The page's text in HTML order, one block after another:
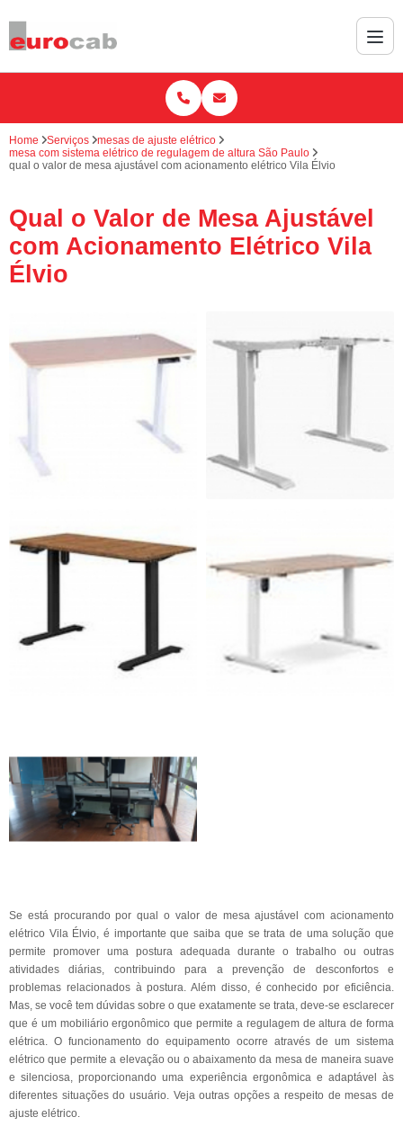
Home Serviços
mesas de ajuste elétrico
mesa com sistema elétrico de regulagem de altura São Paulo
qual o valor de mesa ajustável com acionamento elétrico Vila Élvio
Qual o Valor de Mesa Ajustável
com Acionamento Elétrico Vila
Élvio
Se está procurando por qual o valor de mesa ajustável com acionamento
elétrico Vila Élvio, é importante que saiba que se trata de uma solução que
permite promover uma postura adequada durante o trabalho ou outras
atividades diárias, contribuindo para a prevenção de desconfortos e
problemas relacionados à postura. Além disso, é conhecido por eficiência.
Mas, se você tem dúvidas sobre o que exatamente se trata, deve-se esclarecer
que é um mobiliário ergonômico que permite a regulagem de altura de forma
elétrica. O funcionamento do equipamento ocorre através de um sistema
elétrico que permite a elevação ou o abaixamento da mesa de maneira suave
e silenciosa, proporcionando uma experiência ergonômica e adaptável às
diferentes situações do usuário. Veja outras opções a respeito de mesas de
ajuste elétrico.